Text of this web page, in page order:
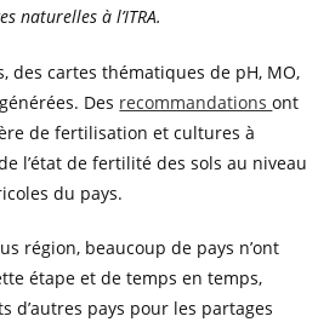
naturelles à l’ITRA.
des cartes thématiques de pH, MO,
Des recommandationsont
de fertilisation et cultures à
l’état de fertilité des sols au niveau
du pays.
région, beaucoup de pays n’ont
étape et de temps en temps,
d’autres pays pour les partages